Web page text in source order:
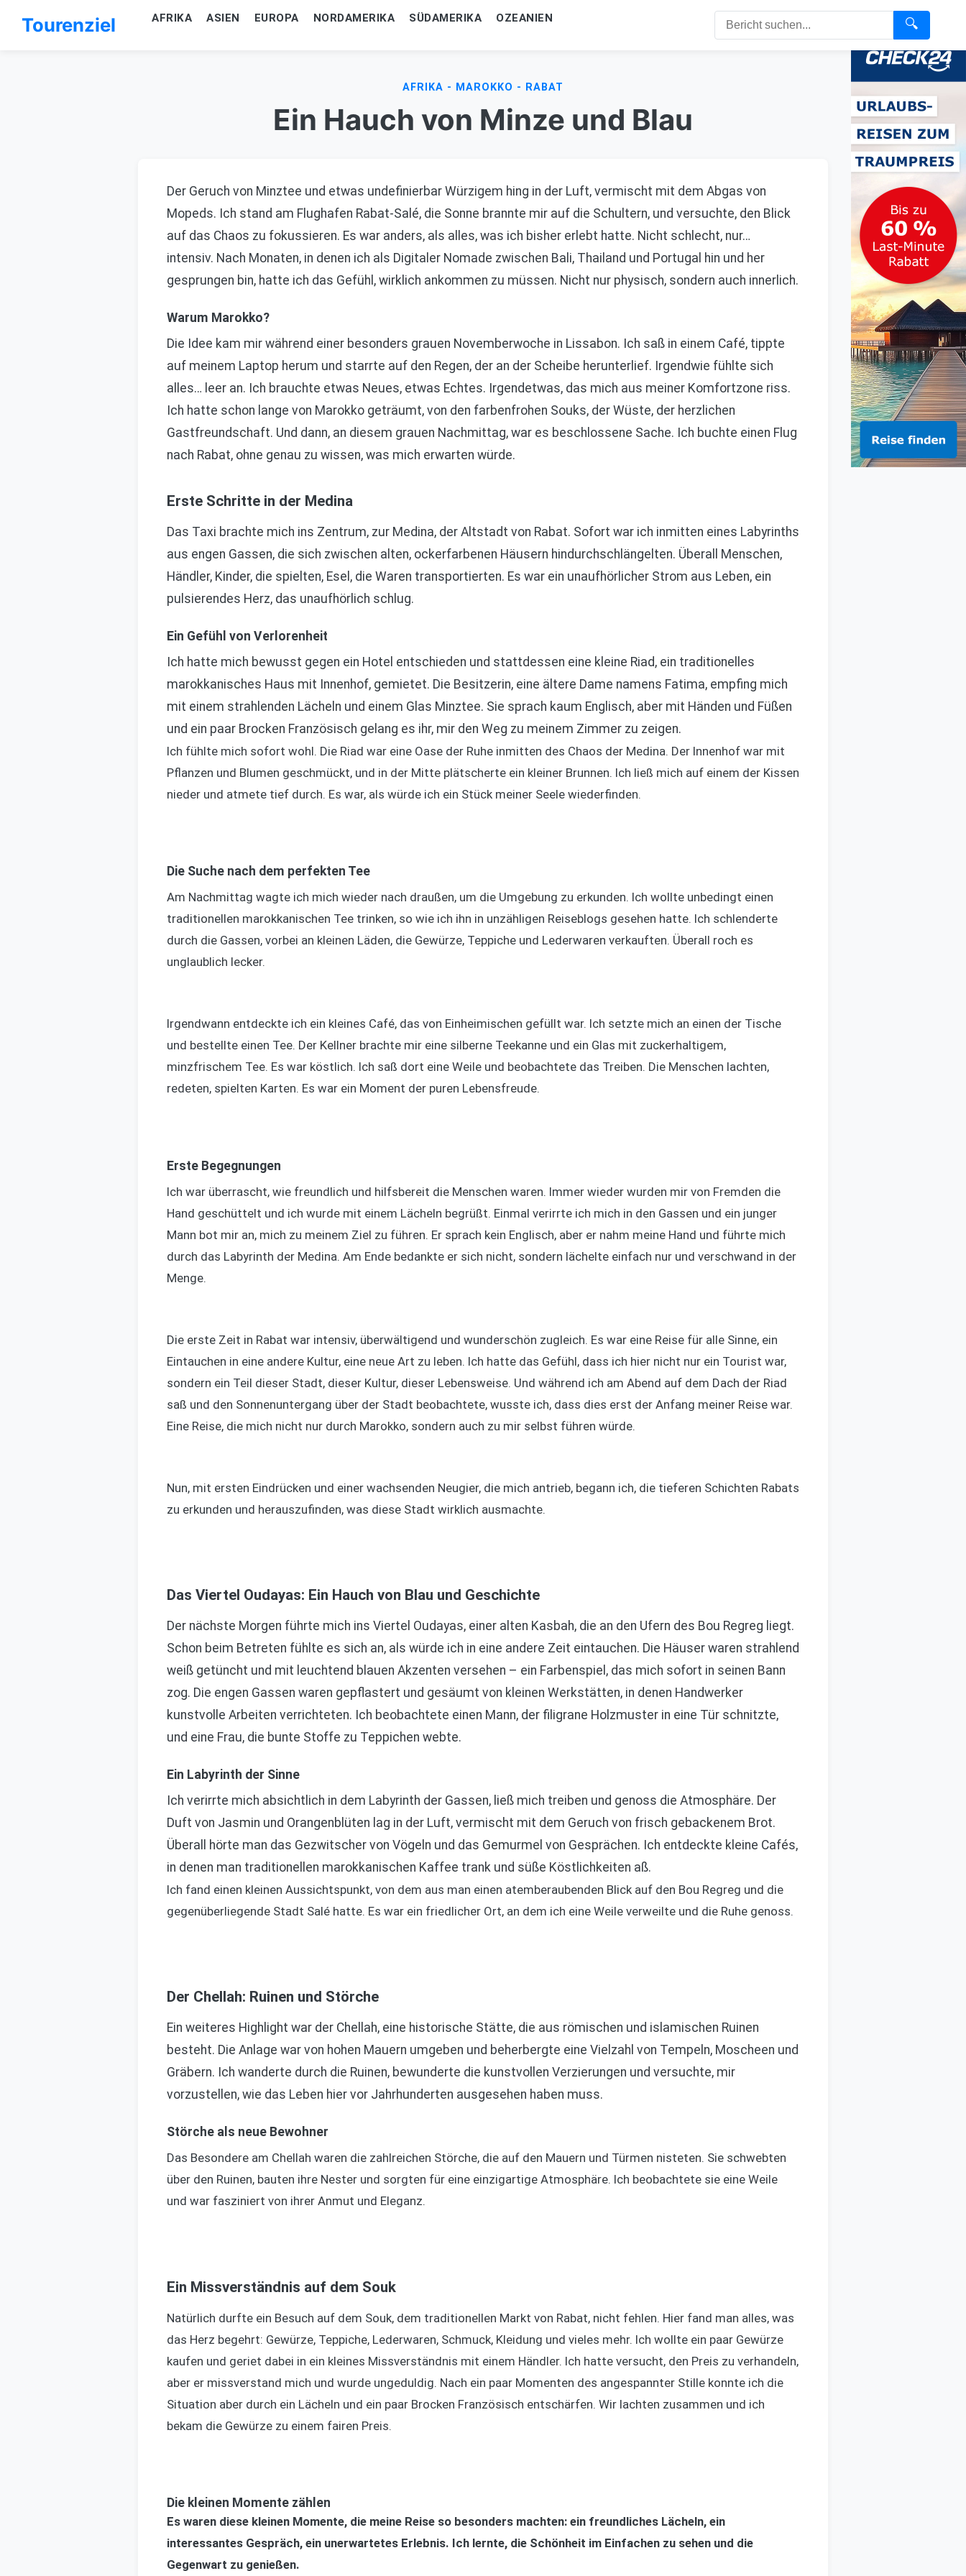
Tourenziel 🔍
AFRIKA ASIEN EUROPA NORDAMERIKA SÜDAMERIKA OZEANIEN
AFRIKA - MAROKKO - RABAT
Ein Hauch von Minze und Blau
Der Geruch von Minztee und etwas undefinierbar Würzigem hing in der Luft, vermischt mit dem Abgas von
Mopeds. Ich stand am Flughafen Rabat-Salé, die Sonne brannte mir auf die Schultern, und versuchte, den Blick
auf das Chaos zu fokussieren. Es war anders, als alles, was ich bisher erlebt hatte. Nicht schlecht, nur…
intensiv. Nach Monaten, in denen ich als Digitaler Nomade zwischen Bali, Thailand und Portugal hin und her
gesprungen bin, hatte ich das Gefühl, wirklich ankommen zu müssen. Nicht nur physisch, sondern auch innerlich.
Warum Marokko?
Die Idee kam mir während einer besonders grauen Novemberwoche in Lissabon. Ich saß in einem Café, tippte
auf meinem Laptop herum und starrte auf den Regen, der an der Scheibe herunterlief. Irgendwie fühlte sich
alles… leer an. Ich brauchte etwas Neues, etwas Echtes. Irgendetwas, das mich aus meiner Komfortzone riss.
Ich hatte schon lange von Marokko geträumt, von den farbenfrohen Souks, der Wüste, der herzlichen
Gastfreundschaft. Und dann, an diesem grauen Nachmittag, war es beschlossene Sache. Ich buchte einen Flug
nach Rabat, ohne genau zu wissen, was mich erwarten würde.
Erste Schritte in der Medina
Das Taxi brachte mich ins Zentrum, zur Medina, der Altstadt von Rabat. Sofort war ich inmitten eines Labyrinths
aus engen Gassen, die sich zwischen alten, ockerfarbenen Häusern hindurchschlängelten. Überall Menschen,
Händler, Kinder, die spielten, Esel, die Waren transportierten. Es war ein unaufhörlicher Strom aus Leben, ein
pulsierendes Herz, das unaufhörlich schlug.
Ein Gefühl von Verlorenheit
Ich hatte mich bewusst gegen ein Hotel entschieden und stattdessen eine kleine Riad, ein traditionelles
marokkanisches Haus mit Innenhof, gemietet. Die Besitzerin, eine ältere Dame namens Fatima, empfing mich
mit einem strahlenden Lächeln und einem Glas Minztee. Sie sprach kaum Englisch, aber mit Händen und Füßen
und ein paar Brocken Französisch gelang es ihr, mir den Weg zu meinem Zimmer zu zeigen.
Ich fühlte mich sofort wohl. Die Riad war eine Oase der Ruhe inmitten des Chaos der Medina. Der Innenhof war mit
Pflanzen und Blumen geschmückt, und in der Mitte plätscherte ein kleiner Brunnen. Ich ließ mich auf einem der Kissen
nieder und atmete tief durch. Es war, als würde ich ein Stück meiner Seele wiederfinden.
Die Suche nach dem perfekten Tee
Am Nachmittag wagte ich mich wieder nach draußen, um die Umgebung zu erkunden. Ich wollte unbedingt einen
traditionellen marokkanischen Tee trinken, so wie ich ihn in unzähligen Reiseblogs gesehen hatte. Ich schlenderte
durch die Gassen, vorbei an kleinen Läden, die Gewürze, Teppiche und Lederwaren verkauften. Überall roch es
unglaublich lecker.
Irgendwann entdeckte ich ein kleines Café, das von Einheimischen gefüllt war. Ich setzte mich an einen der Tische
und bestellte einen Tee. Der Kellner brachte mir eine silberne Teekanne und ein Glas mit zuckerhaltigem,
minzfrischem Tee. Es war köstlich. Ich saß dort eine Weile und beobachtete das Treiben. Die Menschen lachten,
redeten, spielten Karten. Es war ein Moment der puren Lebensfreude.
Erste Begegnungen
Ich war überrascht, wie freundlich und hilfsbereit die Menschen waren. Immer wieder wurden mir von Fremden die
Hand geschüttelt und ich wurde mit einem Lächeln begrüßt. Einmal verirrte ich mich in den Gassen und ein junger
Mann bot mir an, mich zu meinem Ziel zu führen. Er sprach kein Englisch, aber er nahm meine Hand und führte mich
durch das Labyrinth der Medina. Am Ende bedankte er sich nicht, sondern lächelte einfach nur und verschwand in der
Menge.
Die erste Zeit in Rabat war intensiv, überwältigend und wunderschön zugleich. Es war eine Reise für alle Sinne, ein
Eintauchen in eine andere Kultur, eine neue Art zu leben. Ich hatte das Gefühl, dass ich hier nicht nur ein Tourist war,
sondern ein Teil dieser Stadt, dieser Kultur, dieser Lebensweise. Und während ich am Abend auf dem Dach der Riad
saß und den Sonnenuntergang über der Stadt beobachtete, wusste ich, dass dies erst der Anfang meiner Reise war.
Eine Reise, die mich nicht nur durch Marokko, sondern auch zu mir selbst führen würde.
Nun, mit ersten Eindrücken und einer wachsenden Neugier, die mich antrieb, begann ich, die tieferen Schichten Rabats
zu erkunden und herauszufinden, was diese Stadt wirklich ausmachte.
Das Viertel Oudayas: Ein Hauch von Blau und Geschichte
Der nächste Morgen führte mich ins Viertel Oudayas, einer alten Kasbah, die an den Ufern des Bou Regreg liegt.
Schon beim Betreten fühlte es sich an, als würde ich in eine andere Zeit eintauchen. Die Häuser waren strahlend
weiß getüncht und mit leuchtend blauen Akzenten versehen – ein Farbenspiel, das mich sofort in seinen Bann
zog. Die engen Gassen waren gepflastert und gesäumt von kleinen Werkstätten, in denen Handwerker
kunstvolle Arbeiten verrichteten. Ich beobachtete einen Mann, der filigrane Holzmuster in eine Tür schnitzte,
und eine Frau, die bunte Stoffe zu Teppichen webte.
Ein Labyrinth der Sinne
Ich verirrte mich absichtlich in dem Labyrinth der Gassen, ließ mich treiben und genoss die Atmosphäre. Der
Duft von Jasmin und Orangenblüten lag in der Luft, vermischt mit dem Geruch von frisch gebackenem Brot.
Überall hörte man das Gezwitscher von Vögeln und das Gemurmel von Gesprächen. Ich entdeckte kleine Cafés,
in denen man traditionellen marokkanischen Kaffee trank und süße Köstlichkeiten aß.
Ich fand einen kleinen Aussichtspunkt, von dem aus man einen atemberaubenden Blick auf den Bou Regreg und die
gegenüberliegende Stadt Salé hatte. Es war ein friedlicher Ort, an dem ich eine Weile verweilte und die Ruhe genoss.
Der Chellah: Ruinen und Störche
Ein weiteres Highlight war der Chellah, eine historische Stätte, die aus römischen und islamischen Ruinen
besteht. Die Anlage war von hohen Mauern umgeben und beherbergte eine Vielzahl von Tempeln, Moscheen und
Gräbern. Ich wanderte durch die Ruinen, bewunderte die kunstvollen Verzierungen und versuchte, mir
vorzustellen, wie das Leben hier vor Jahrhunderten ausgesehen haben muss.
Störche als neue Bewohner
Das Besondere am Chellah waren die zahlreichen Störche, die auf den Mauern und Türmen nisteten. Sie schwebten
über den Ruinen, bauten ihre Nester und sorgten für eine einzigartige Atmosphäre. Ich beobachtete sie eine Weile
und war fasziniert von ihrer Anmut und Eleganz.
Ein Missverständnis auf dem Souk
Natürlich durfte ein Besuch auf dem Souk, dem traditionellen Markt von Rabat, nicht fehlen. Hier fand man alles, was
das Herz begehrt: Gewürze, Teppiche, Lederwaren, Schmuck, Kleidung und vieles mehr. Ich wollte ein paar Gewürze
kaufen und geriet dabei in ein kleines Missverständnis mit einem Händler. Ich hatte versucht, den Preis zu verhandeln,
aber er missverstand mich und wurde ungeduldig. Nach ein paar Momenten des angespannter Stille konnte ich die
Situation aber durch ein Lächeln und ein paar Brocken Französisch entschärfen. Wir lachten zusammen und ich
bekam die Gewürze zu einem fairen Preis.
Die kleinen Momente zählen
Es waren diese kleinen Momente, die meine Reise so besonders machten: ein freundliches Lächeln, ein
interessantes Gespräch, ein unerwartetes Erlebnis. Ich lernte, die Schönheit im Einfachen zu sehen und die
Gegenwart zu genießen.